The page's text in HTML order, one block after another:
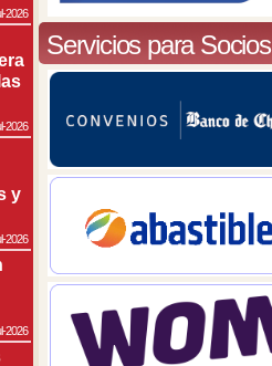
2026
2026
y
2026
2026
Servicios para Socios